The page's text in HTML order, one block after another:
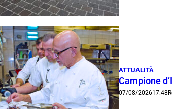
ATTUALITÀ
Campione
07/08/202617:48